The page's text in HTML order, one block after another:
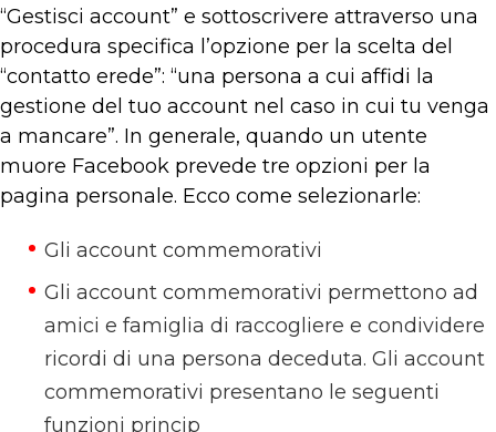
“Gestisci account” e sottoscrivere attraverso una
procedura specifica l’opzione per la scelta del
“contatto erede”: “una persona a cui affidi la
gestione del tuo account nel caso in cui tu venga
a mancare”. In generale, quando un utente
muore Facebook prevede tre opzioni per la
pagina personale. Ecco come selezionarle:
Gli account commemorativi
Gli account commemorativi permettono ad
amici e famiglia di raccogliere e condividere
ricordi di una persona deceduta. Gli account
commemorativi presentano le seguenti
funzioni princip